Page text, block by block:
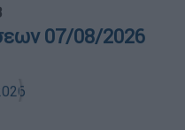
07/08/2026